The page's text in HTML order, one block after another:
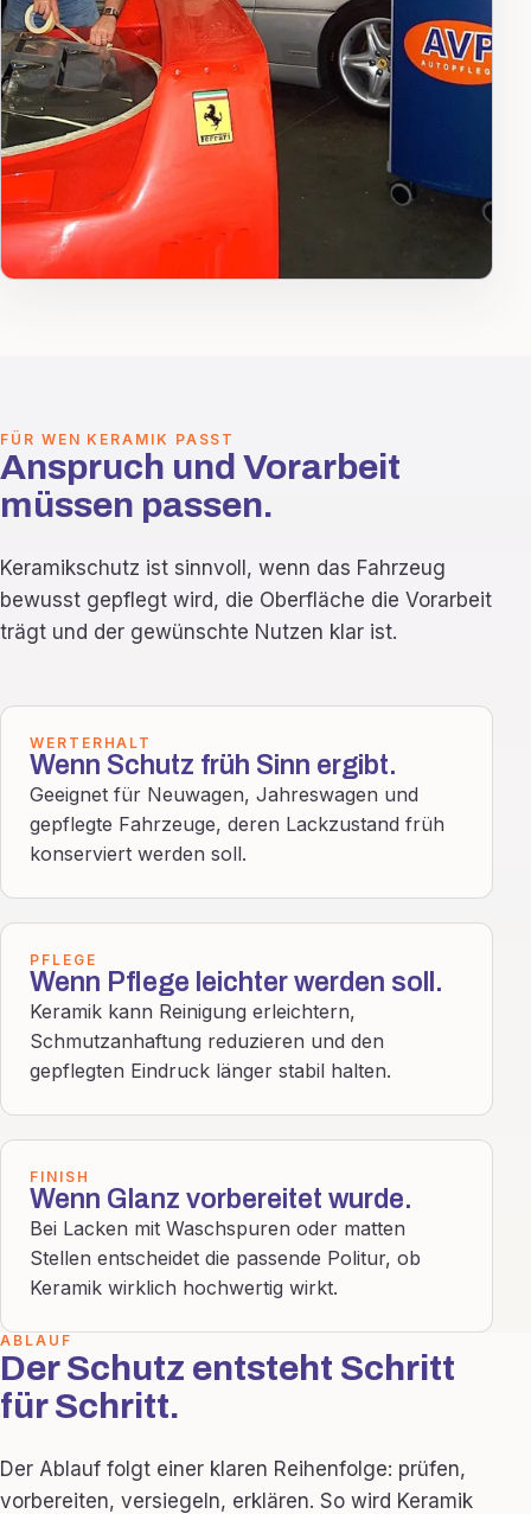
FÜR WEN KERAMIK PASST
Anspruch und Vorarbeit
müssen passen.
Keramikschutz ist sinnvoll, wenn das Fahrzeug
bewusst gepflegt wird, die Oberfläche die Vorarbeit
trägt und der gewünschte Nutzen klar ist.
WERTERHALT
Wenn Schutz früh Sinn ergibt.
Geeignet für Neuwagen, Jahreswagen und
gepflegte Fahrzeuge, deren Lackzustand früh
konserviert werden soll.
PFLEGE
Wenn Pflege leichter werden soll.
Keramik kann Reinigung erleichtern,
Schmutzanhaftung reduzieren und den
gepflegten Eindruck länger stabil halten.
FINISH
Wenn Glanz vorbereitet wurde.
Bei Lacken mit Waschspuren oder matten
Stellen entscheidet die passende Politur, ob
Keramik wirklich hochwertig wirkt.
ABLAUF
Der Schutz entsteht Schritt
für Schritt.
Der Ablauf folgt einer klaren Reihenfolge: prüfen,
vorbereiten, versiegeln, erklären. So wird Keramik